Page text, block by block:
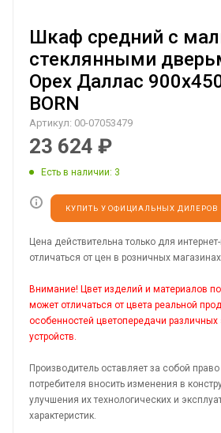
Шкаф средний с
стеклянными
Орех Даллас
BORN
Артикул: 00-07053479
23 624 ₽
Есть в наличии: 3
КУПИТЬ У ОФИЦИАЛЬНЫХ ДИЛЕРОВ
Цена действительна только для
отличаться от цен в розничных магазинах.
Внимание! Цвет изделий и материалов
может отличаться от цвета реальной
особенностей цветопередачи различных
устройств.
Производитель оставляет за собой
потребителя вносить изменения в
улучшения их технологических и
характеристик.